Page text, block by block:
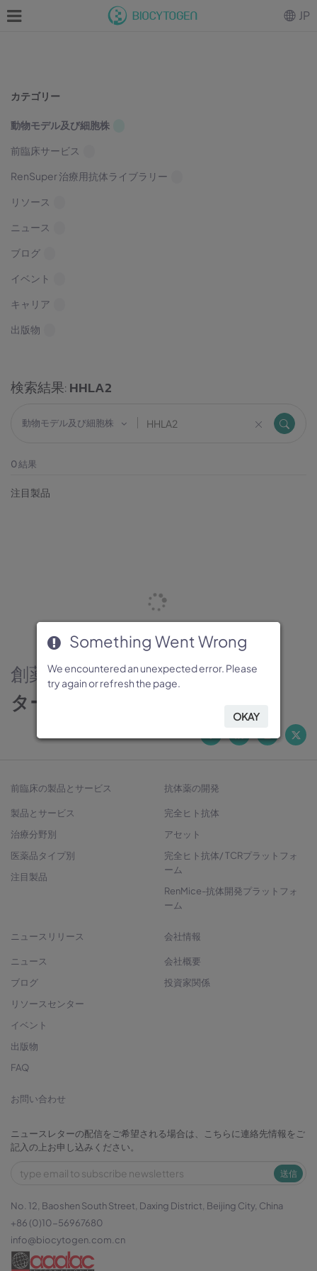
カテゴリー
動物モデル及び細胞株
前臨床サービス
RenSuper 治療用抗体ライブラリー
リソース
ニュース
ブログ
イベント
キャリア
出版物
検索結果:HHLA2
動物モデル及び細胞株
0結果
注目製品
JP
創薬のパートナー
ターゲットから治療法開発へ
前臨床の製品とサービス
製品とサービス
治療分野別
医薬品タイプ別
注目製品
抗体薬の開発
完全ヒト抗体
アセット
完全ヒト抗体/ TCRプラットフォ
ーム
RenMice-抗体開発プラットフォ
ーム
ニュースリリース
ニュース
ブログ
リソースセンター
イベント
出版物
FAQ
会社情報
会社概要
投資家関係
お問い合わせ
ニュースレターの配信をご希望される場合は、こちらに連絡先情報をご
記入の上お申し込みください。
送信
No. 12, Baoshen South Street, Daxing District, Beijing City, China
+86 (0)10-56967680
info@biocytogen.com.cn
Something Went Wrong
We encountered an unexpected error. Please
try again or refresh the page.
OKAY
Something Went Wrong
We encountered an unexpected error. Please
try again or refresh the page.
OKAY
Something Went Wrong
We encountered an unexpected error. Please
try again or refresh the page.
OKAY
Something Went Wrong
We encountered an unexpected error. Please
try again or refresh the page.
OKAY
Something Went Wrong
We encountered an unexpected error. Please
try again or refresh the page.
OKAY